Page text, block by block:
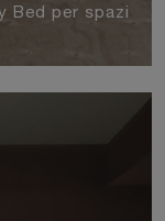
Bed per spazi